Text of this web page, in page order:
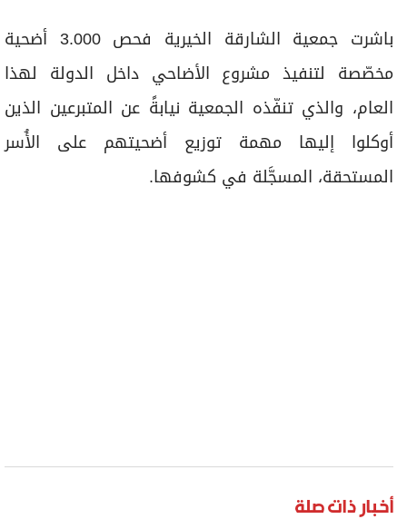
باشرت جمعية الشارقة الخيرية فحص 3.000 أضحية
مخصّصة لتنفيذ مشروع الأضاحي داخل الدولة لهذا
العام، والذي تنفّذه الجمعية نيابةً عن المتبرعين الذين
أوكلوا إليها مهمة توزيع أضحيتهم على الأُسر
المستحقة، المسجَّلة في كشوفها.
أخبار ذات صلة